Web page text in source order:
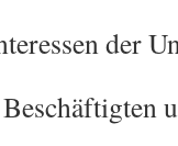
der